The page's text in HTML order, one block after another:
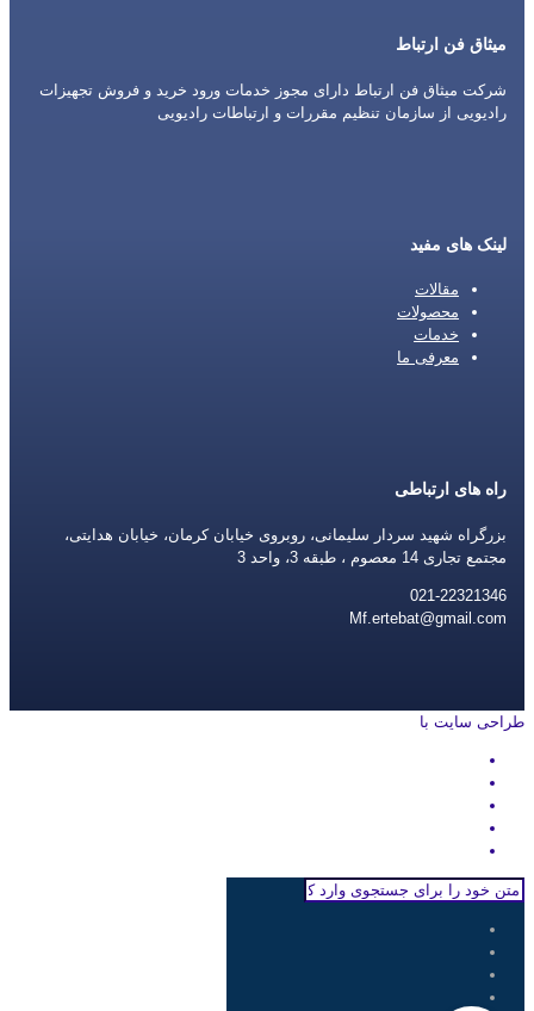
میثاق فن ارتباط
شرکت میثاق فن ارتباط دارای مجوز خدمات ورود خرید و فروش تجهیزات
رادیویی از سازمان تنظیم مقررات و ارتباطات رادیویی
لینک های مفید
مقالات
محصولات
خدمات
معرفی ما
راه های ارتباطی
بزرگراه شهید سردار سلیمانی، روبروی خیابان کرمان، خیابان هدایتی،
مجتمع تجاری 14 معصوم ، طبقه 3، واحد 3
021-22321346
Mf.ertebat@gmail.com
طراحی سایت با